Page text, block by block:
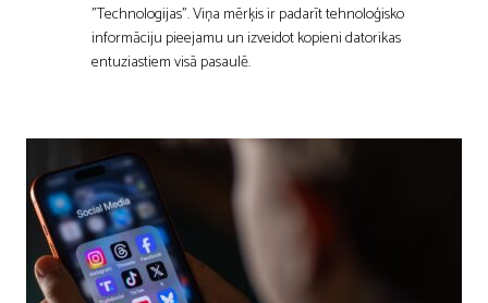
"Technologijas". Viņa mērķis ir padarīt tehnoloģisko
informāciju pieejamu un izveidot kopieni datorikas
entuziastiem visā pasaulē.